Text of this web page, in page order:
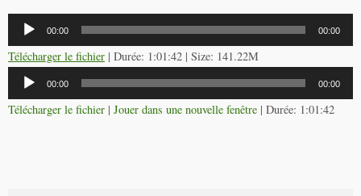
Lecteur
audio
00:00 00:00
Télécharger le fichier | Durée: 1:01:42 | Size: 141.22M
Lecteur
audio
00:00 00:00
Télécharger le fichier | Jouer dans une nouvelle fenêtre | Durée: 1:01:42